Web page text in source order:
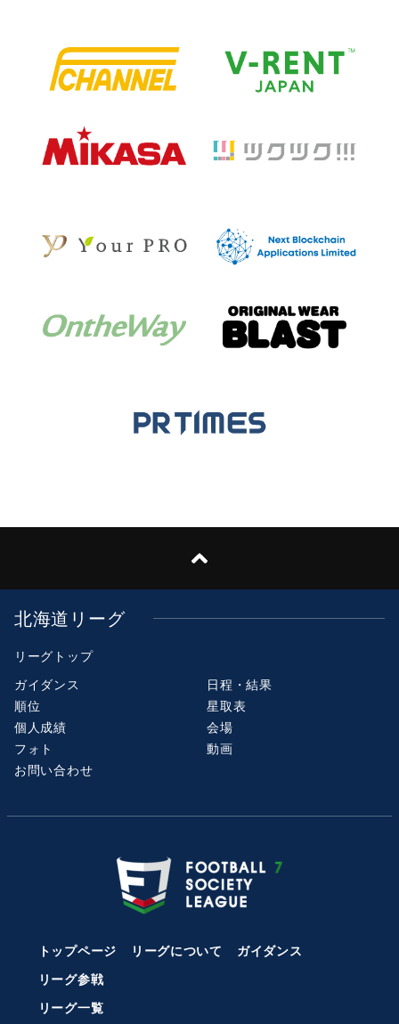
北海道リーグ
リーグトップ
ガイダンス
日程・結果
順位
星取表
個人成績
会場
フォト
動画
お問い合わせ
トップページ リーグについて
ガイダンス
リーグ参戦
リーグ一覧